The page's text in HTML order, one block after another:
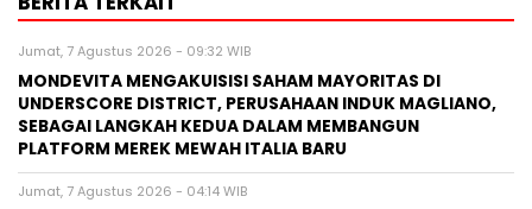
Jumat, 7 Agustus 2026 - 09:32 WIB
MONDEVITA MENGAKUISISI SAHAM MAYORITAS DI
UNDERSCORE DISTRICT, PERUSAHAAN INDUK MAGLIANO,
SEBAGAI LANGKAH KEDUA DALAM MEMBANGUN
PLATFORM MEREK MEWAH ITALIA BARU
Jumat, 7 Agustus 2026 - 04:14 WIB